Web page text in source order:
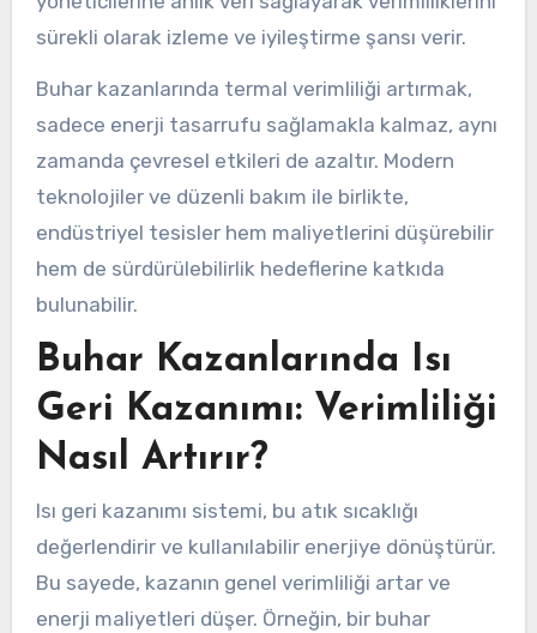
sürekli olarak izleme ve iyileştirme şansı verir.
Buhar kazanlarında termal verimliliği artırmak,
sadece enerji tasarrufu sağlamakla kalmaz, aynı
zamanda çevresel etkileri de azaltır. Modern
teknolojiler ve düzenli bakım ile birlikte,
endüstriyel tesisler hem maliyetlerini düşürebilir
hem de sürdürülebilirlik hedeflerine katkıda
bulunabilir.
Buhar Kazanlarında Isı
Geri Kazanımı: Verimliliği
Nasıl Artırır?
Isı geri kazanımı sistemi, bu atık sıcaklığı
değerlendirir ve kullanılabilir enerjiye dönüştürür.
Bu sayede, kazanın genel verimliliği artar ve
enerji maliyetleri düşer. Örneğin, bir buhar